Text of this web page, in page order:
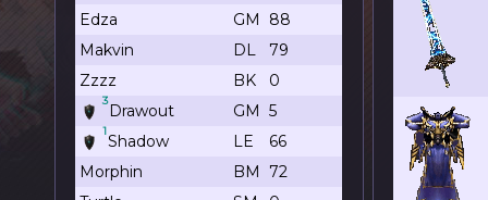
Edza
GM
88
Makvin
DL
79
Zzzz
BK 0
3
Drawout GM 5
1
Shadow LE
66
Morphin
BM 72